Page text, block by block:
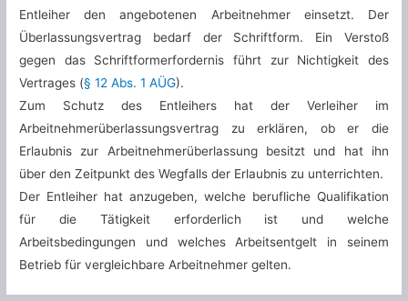
Entleiher den angebotenen Arbeitnehmer einsetzt. Der
Überlassungsvertrag bedarf der Schriftform. Ein Verstoß
gegen das Schriftformerfordernis führt zur Nichtigkeit des
Vertrages (§ 12 Abs. 1 AÜG).
Zum Schutz des Entleihers hat der Verleiher im
Arbeitnehmerüberlassungsvertrag zu erklären, ob er die
Erlaubnis zur Arbeitnehmerüberlassung besitzt und hat ihn
über den Zeitpunkt des Wegfalls der Erlaubnis zu unterrichten.
Der Entleiher hat anzugeben, welche berufliche Qualifikation
für die Tätigkeit erforderlich ist und welche
Arbeitsbedingungen und welches Arbeitsentgelt in seinem
Betrieb für vergleichbare Arbeitnehmer gelten.